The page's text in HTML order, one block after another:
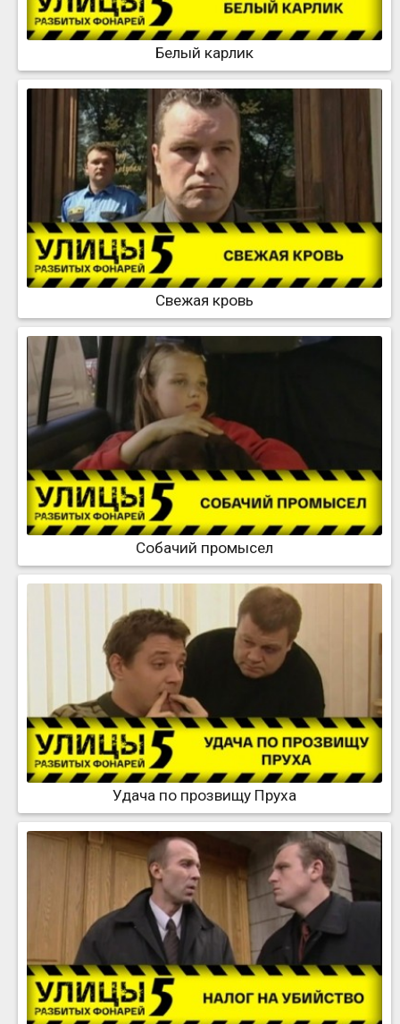
Белый карлик
Свежая кровь
Собачий промысел
Удача по прозвищу Пруха